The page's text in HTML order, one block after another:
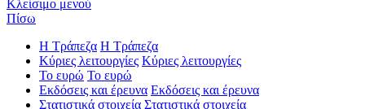
Κλείσιμο μενού
Πίσω
Η Τράπεζα Η Τράπεζα
Κύριες λειτουργίες Κύριες λειτουργίες
Το ευρώ Το ευρώ
Εκδόσεις και έρευνα Εκδόσεις και έρευνα
Στατιστικά στοιχεία Στατιστικά στοιχεία